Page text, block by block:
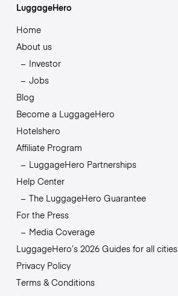
LuggageHero
Home
About us
Investor
Jobs
Blog
Become a LuggageHero
Hotelshero
Affiliate Program
LuggageHero Partnerships
Help Center
The LuggageHero Guarantee
For the Press
Media Coverage
LuggageHero’s 2026 Guides for all cities
Privacy Policy
Terms & Conditions